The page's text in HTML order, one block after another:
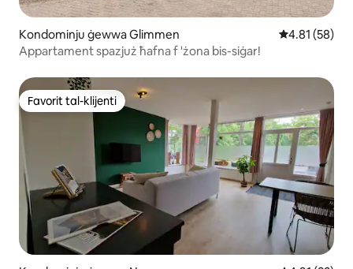
Kondominju ġewwa Glimmen Rating
4.81 (58)
Appartament spazjuż ħafna f 'żona bis-siġar!
Favorit tal-klijenti
Favorit tal-klijenti